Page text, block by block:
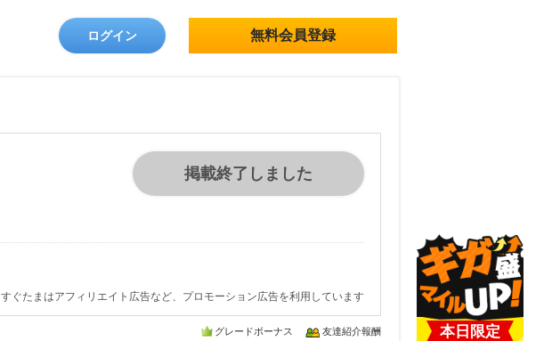
ログイン 無料会員登録
掲載終了しました
すぐたまはアフィリエイト広告など、プロモーション広告を利用しています
グレードボーナス 友達紹介報酬 本日限定